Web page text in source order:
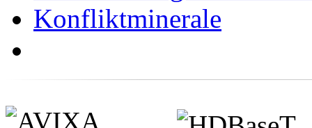
Konfliktminerale